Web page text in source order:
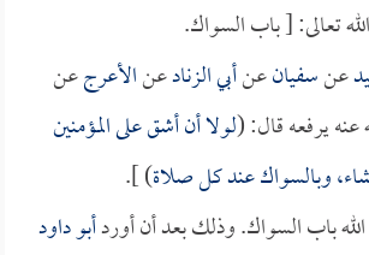
تعالى: [ باب السواك.
عنسفيانعنأبي الزنادعنالأعرجعن
يرفعه قال: (لولا أن أشق على المؤمنين
وبالسواك عند كل صلاة) ].
باب السواك. وذلك بعد أن أوردأبو داود